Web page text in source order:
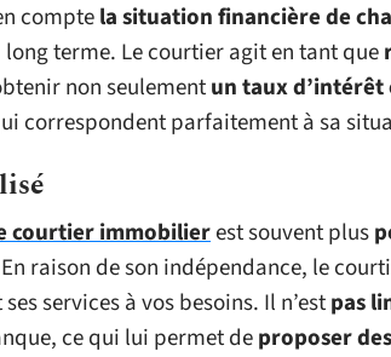
comptela situation financière de
terme. Le courtier agit en tant que
non seulementun taux
correspondent parfaitement à sa
courtier immobilierest souvent plus
raison de son indépendance, le
ses services à vos besoins. Il n’estpas
ce qui lui permet deproposer